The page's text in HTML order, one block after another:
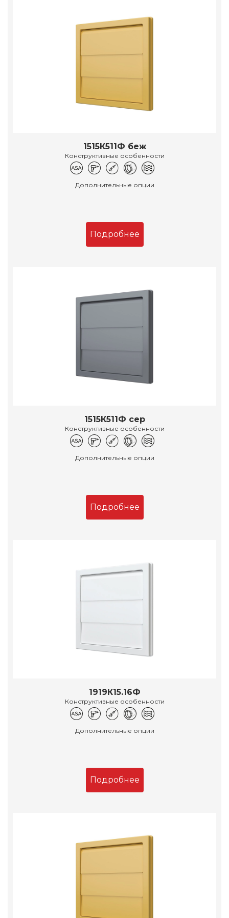
1515К511Ф беж
Конструктивные особенности
Дополнительные опции
Подробнее
1515К511Ф сер
Конструктивные особенности
Дополнительные опции
Подробнее
1919К15.16Ф
Конструктивные особенности
Дополнительные опции
Подробнее